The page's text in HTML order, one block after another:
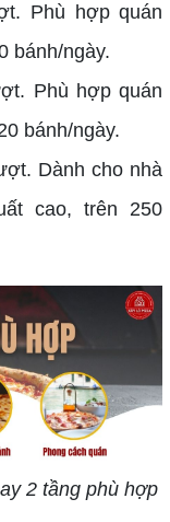
Phù hợp quán
bánh/ngày.
Phù hợp quán
bánh/ngày.
Dành cho nhà
cao, trên 250
2 tầng phù hợp